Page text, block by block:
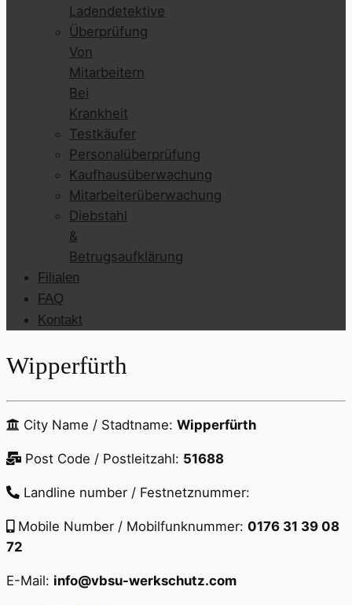
Ladendetektive
Überprüfung
Von
Mitarbeitern
Bei
Krankheit
Testkäufer
Personalüberprüfung
Kaufhausüberwachung
Mitarbeiterüberwachung
Diebstahl
&
Betrugsaufklärung
Filialen
FAQ
Kontakt
Wipperfürth
City Name / Stadtname: Wipperfürth
Post Code / Postleitzahl: 51688
Landline number / Festnetznummer:
Mobile Number / Mobilfunknummer: 0176 31 39 08
72
E-Mail: info@vbsu-werkschutz.com